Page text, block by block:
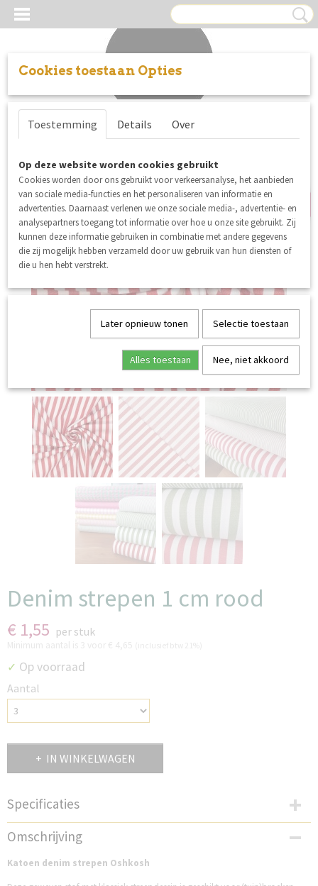
Inloggen Registreren
nieuw
Denim strepen 1 cm rood
€ 1,55 per stuk
✓ Op voorraad
Aantal
IN WINKELWAGEN
Specificaties
Productcode
SP601DSR
Omschrijving
Katoen denim strepen Oshkosh
Cookies toestaan Opties
Toestemming Details Over
Op deze website worden cookies gebruikt
Cookies worden door ons gebruikt voor verkeersanalyse, het aanbieden
van sociale media-functies en het personaliseren van informatie en
advertenties. Daarnaast verlenen we onze sociale media-, advertentie- en
analysepartners toegang tot informatie over hoe u onze site gebruikt. Zij
kunnen deze informatie gebruiken in combinatie met andere gegevens
die zij mogelijk hebben verzameld door uw gebruik van hun diensten of
die u hen hebt verstrekt.
Later opnieuw tonen Selectie toestaan
Alles toestaan Nee, niet akkoord